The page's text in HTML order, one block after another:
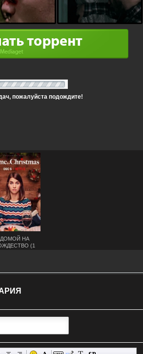
пожалуйста подождите!
ДОМОЙ НА
(1